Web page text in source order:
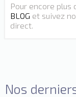
Pour encore
BLOG et suivez
direct.
Nos